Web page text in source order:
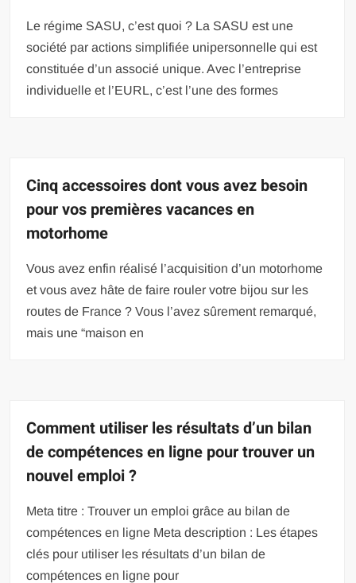
Le régime SASU, c’est quoi ? La SASU est une
société par actions simplifiée unipersonnelle qui est
constituée d’un associé unique. Avec l’entreprise
individuelle et l’EURL, c’est l’une des formes
Cinq accessoires dont vous avez besoin
pour vos premières vacances en
motorhome
Vous avez enfin réalisé l’acquisition d’un motorhome
et vous avez hâte de faire rouler votre bijou sur les
routes de France ? Vous l’avez sûrement remarqué,
mais une “maison en
Comment utiliser les résultats d’un bilan
de compétences en ligne pour trouver un
nouvel emploi ?
Meta titre : Trouver un emploi grâce au bilan de
compétences en ligne Meta description : Les étapes
clés pour utiliser les résultats d’un bilan de
compétences en ligne pour